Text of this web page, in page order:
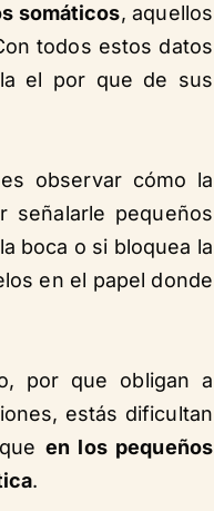
somáticos, aquellos
todos estos datos
el por que de sus
observar cómo la
señalarle pequeños
boca o si bloquea la
en el papel donde
por que obligan a
estás dificultan
en los pequeños
.